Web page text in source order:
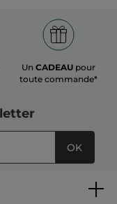
UnCADEAU pour
toute commande*
OK